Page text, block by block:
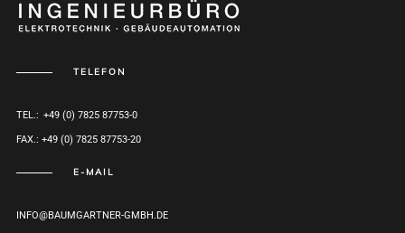
TELEFON
TEL.: +49 (0) 7825 87753-0
FAX.: +49 (0) 7825 87753-20
E-MAIL
INFO@BAUMGARTNER-GMBH.DE